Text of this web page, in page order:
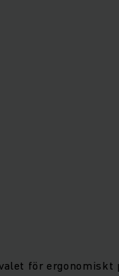
för